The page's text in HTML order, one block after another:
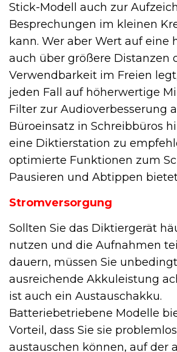
Stick-Modell auch zur
Besprechungen im kleinen
kann. Wer aber Wert auf eine
auch über größere Distanzen
Verwendbarkeit im Freien
jeden Fall auf höherwertige
Filter zur Audioverbesserung
Büroeinsatz in Schreibbüros
eine Diktierstation zu
optimierte Funktionen zum
Pausieren und Abtippen
Stromversorgung
Sollten Sie das Diktiergerät
nutzen und die Aufnahmen
dauern, müssen Sie
ausreichende Akkuleistung
ist auch ein Austauschakku.
Batteriebetriebene Modelle
Vorteil, dass Sie sie
austauschen können, auf der